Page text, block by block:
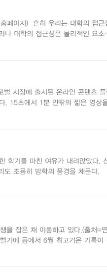
학의 접근성
나 대학의 접근성은 물리적인 요소
대학의 접근성이 잘 갖춰져 있다
. 15초에서 1분 안팎의 짧은 영상
학기를 마친 여유가 내려앉았다.
조용히 방학의 풍경을 채운다. 정
을 잡은 채 이동하고 있다.(출처=
으로 인한 초과 사망자가 1,300명